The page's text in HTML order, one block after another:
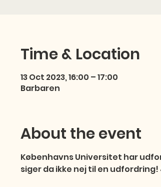
Time & Location
13 Oct 2023, 16:00 – 17:00
Barbaren
About the event
Københavns Universitet har
siger da ikke nej til en udfordring!